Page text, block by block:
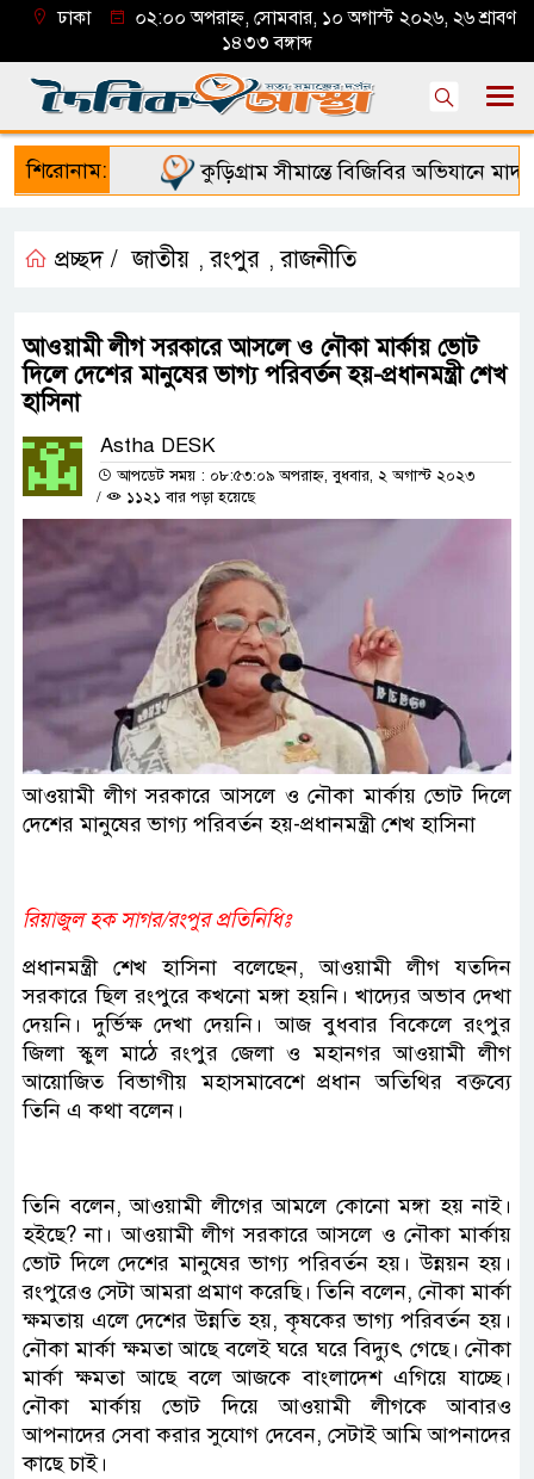
ঢাকা
০২:০০ অপরাহ্ন, সোমবার, ১০ অগাস্ট ২০২৬, ২৬ শ্রাবণ
১৪৩৩ বঙ্গাব্দ
শিরোনাম: কুড়িগ্রাম সীমান্তে বিজিবির অভিযানে মাদক
প্রচ্ছদ / জাতীয় ,রংপুর ,রাজনীতি
আওয়ামী লীগ সরকারে আসলে ও নৌকা মার্কায় ভোট
দিলে দেশের মানুষের ভাগ্য পরিবর্তন হয়-প্রধানমন্ত্রী শেখ
হাসিনা
Astha DESK
আপডেট সময় : ০৮:৫৩:০৯ অপরাহ্ন, বুধবার, ২ অগাস্ট ২০২৩
/
১১২১ বার পড়া হয়েছে
আওয়ামী লীগ সরকারে আসলে ও নৌকা মার্কায় ভোট দিলে
দেশের মানুষের ভাগ্য পরিবর্তন হয়-প্রধানমন্ত্রী শেখ হাসিনা
রিয়াজুল হক সাগর/রংপুর প্রতিনিধিঃ
প্রধানমন্ত্রী শেখ হাসিনা বলেছেন, আওয়ামী লীগ যতদিন
সরকারে ছিল রংপুরে কখনো মঙ্গা হয়নি। খাদ্যের অভাব দেখা
দেয়নি। দুর্ভিক্ষ দেখা দেয়নি। আজ বুধবার বিকেলে রংপুর
জিলা স্কুল মাঠে রংপুর জেলা ও মহানগর আওয়ামী লীগ
আয়োজিত বিভাগীয় মহাসমাবেশে প্রধান অতিথির বক্তব্যে
তিনি এ কথা বলেন।
তিনি বলেন, আওয়ামী লীগের আমলে কোনো মঙ্গা হয় নাই।
হইছে? না। আওয়ামী লীগ সরকারে আসলে ও নৌকা মার্কায়
ভোট দিলে দেশের মানুষের ভাগ্য পরিবর্তন হয়। উন্নয়ন হয়।
রংপুরেও সেটা আমরা প্রমাণ করেছি। তিনি বলেন, নৌকা মার্কা
ক্ষমতায় এলে দেশের উন্নতি হয়, কৃষকের ভাগ্য পরিবর্তন হয়।
নৌকা মার্কা ক্ষমতা আছে বলেই ঘরে ঘরে বিদ্যুৎ গেছে। নৌকা
মার্কা ক্ষমতা আছে বলে আজকে বাংলাদেশ এগিয়ে যাচ্ছে।
নৌকা মার্কায় ভোট দিয়ে আওয়ামী লীগকে আবারও
আপনাদের সেবা করার সুযোগ দেবেন, সেটাই আমি আপনাদের
কাছে চাই।